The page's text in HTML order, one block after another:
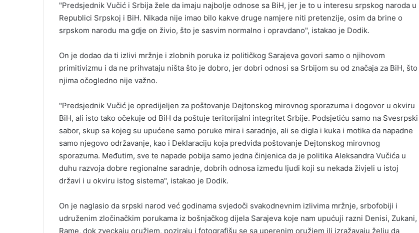
"Predsjednik Vučić i Srbija žele da imaju najbolje odnose sa BiH, jer je to u interesu srpskog naroda u
Republici Srpskoj i BiH. Nikada nije imao bilo kakve druge namjere niti pretenzije, osim da brine o
srpskom narodu ma gdje on živio, što je sasvim normalno i opravdano", istakao je Dodik.
On je dodao da ti izlivi mržnje i zlobnih poruka iz političkog Sarajeva govori samo o njihovom
primitivizmu i da ne prihvataju ništa što je dobro, jer dobri odnosi sa Srbijom su od značaja za BiH, što
njima očogledno nije važno.
"Predsjednik Vučić je opredijeljen za poštovanje Dejtonskog mirovnog sporazuma i dogovor u okviru
BiH, ali isto tako očekuje od BiH da poštuje teritorijalni integritet Srbije. Podsjetiću samo na Svesrpski
sabor, skup sa kojeg su upućene samo poruke mira i saradnje, ali se digla i kuka i motika da napadne
samo njegovo održavanje, kao i Deklaraciju koja predviđa poštovanje Dejtonskog mirovnog
sporazuma. Međutim, sve te napade pobija samo jedna činjenica da je politika Aleksandra Vučića u
duhu razvoja dobre regionalne saradnje, dobrih odnosa između ljudi koji su nekada živjeli u istoj
državi i u okviru istog sistema", istakao je Dodik.
On je naglasio da srpski narod već godinama svjedoči svakodnevnim izlivima mržnje, srbofobiji i
udruženim zločinačkim porukama iz bošnjačkog dijela Sarajeva koje nam upućuji razni Denisi, Zukani,
Rame, dok zveckaju oružjem, poziraju i fotografišu se sa uperenim oružjem ili izražavaju želju da